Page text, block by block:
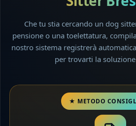
Che tu stia cercando un dog
pensione o una toelettatura,
nostro sistema registrerà
per trovarti la